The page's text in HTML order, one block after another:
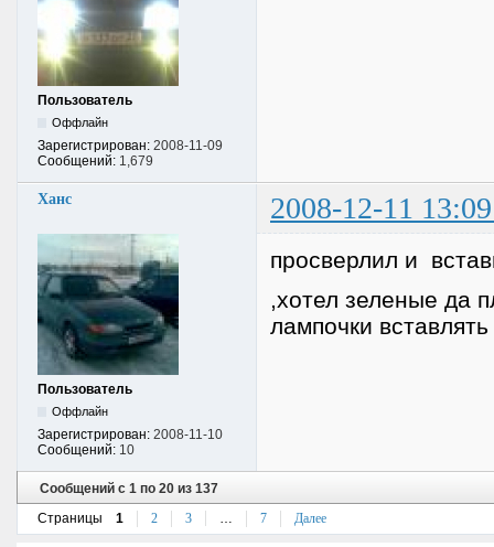
Пользователь
Оффлайн
Зарегистрирован: 2008-11-09
Сообщений: 1,679
Ханс 2008-12-11
Пользователь
Оффлайн
Зарегистрирован: 2008-11-10
Сообщений: 10
просверлил и
,хотел зеленые да
лампочки
Сообщений с 1 по 20 из 137
Страницы
1 2 3 … 7 Далее